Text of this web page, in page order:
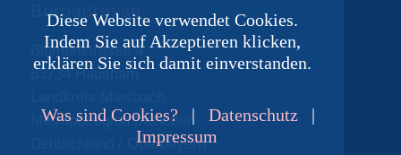
Diese Website verwendet Cookies.
Indem Sie auf Akzeptieren klicken,
erklären Sie sich damit einverstanden.
Was sind Cookies? | Datenschutz|
Impressum
Büroadresse
Blumenstrasse 4
83734 Hausham
Metropolregion München
Deutschland / Oberbayern